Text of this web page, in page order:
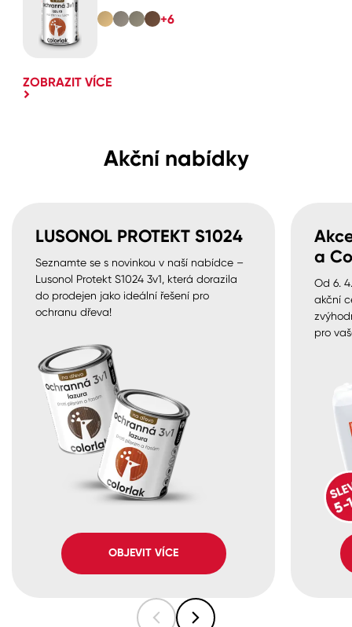
+6
ZOBRAZIT VÍCE
Akční nabídky
LUSONOL PROTEKT S1024
Seznamte se s novinkou v naší nabídce –
Lusonol Protekt S1024 3v1, která dorazila
do prodejen jako ideální řešení pro
ochranu dřeva!
OBJEVIT VÍCE
a
Od 6.
akční
pro